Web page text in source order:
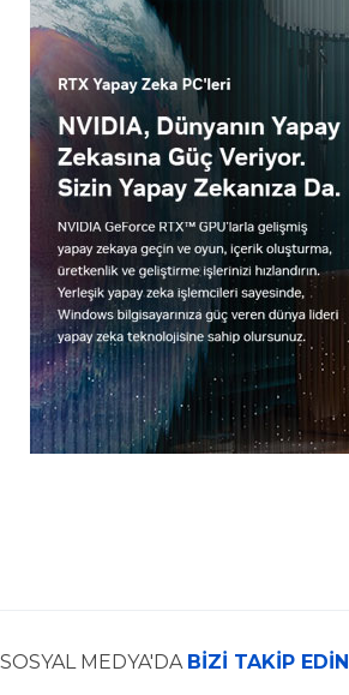
SOSYAL MEDYA'DA BİZİ TAKİP EDİN